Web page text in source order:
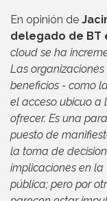
En opinión de
delegado de BT
cloud se ha
Las
beneficios - como
el acceso ubicuo a
ofrecer. Es una
puesto de
la toma de
implicaciones en
pública; pero por